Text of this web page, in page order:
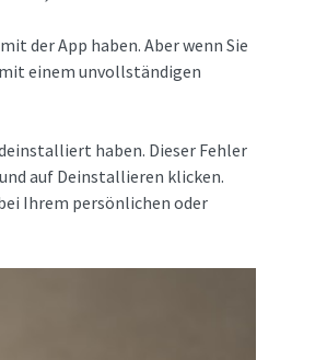
der App haben. Aber wenn Sie
mit einem unvollständigen
haben. Dieser Fehler
auf Deinstallieren klicken.
Ihrem persönlichen oder